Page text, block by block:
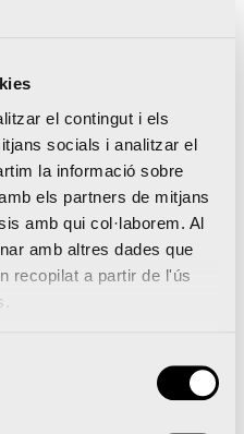
el contingut i els
socials i analitzar el
la informació sobre
els partners de mitjans
amb qui col·laborem. Al
amb altres dades que
recopilat a partir de l'ús
i Blanca Iribas. “El
que els
d’elit com els
grans
cosa és Valencia
viscut diversos
carrers”, afirma
Valencia
entre el punt